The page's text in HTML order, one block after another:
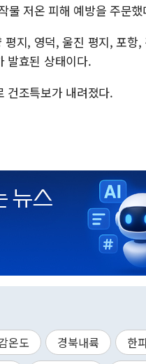
물 저온 피해 예방을 주문했
지, 영덕, 울진 평지, 포항
발효된 상태이다.
건조특보가 내려졌다.
온도 경북내륙 한